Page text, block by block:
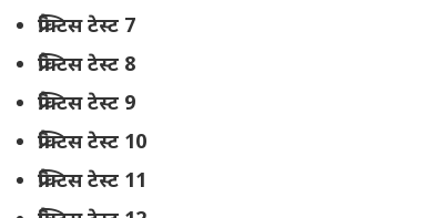
प्रैक्टिस टेस्ट 7
प्रैक्टिस टेस्ट 8
प्रैक्टिस टेस्ट 9
प्रैक्टिस टेस्ट 10
प्रैक्टिस टेस्ट 11